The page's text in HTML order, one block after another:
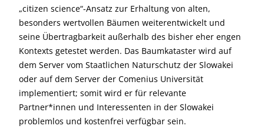
„citizen science“-Ansatz zur Erhaltung von alten,
besonders wertvollen Bäumen weiterentwickelt und
seine Übertragbarkeit außerhalb des bisher eher engen
Kontexts getestet werden. Das Baumkataster wird auf
dem Server vom Staatlichen Naturschutz der Slowakei
oder auf dem Server der Comenius Universität
implementiert; somit wird er für relevante
Partner*innen und Interessenten in der Slowakei
problemlos und kostenfrei verfügbar sein.